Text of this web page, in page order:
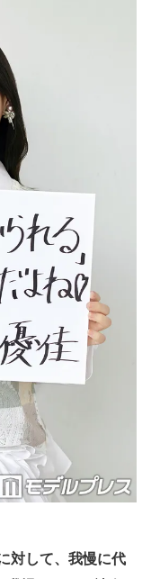
対して、我慢に代